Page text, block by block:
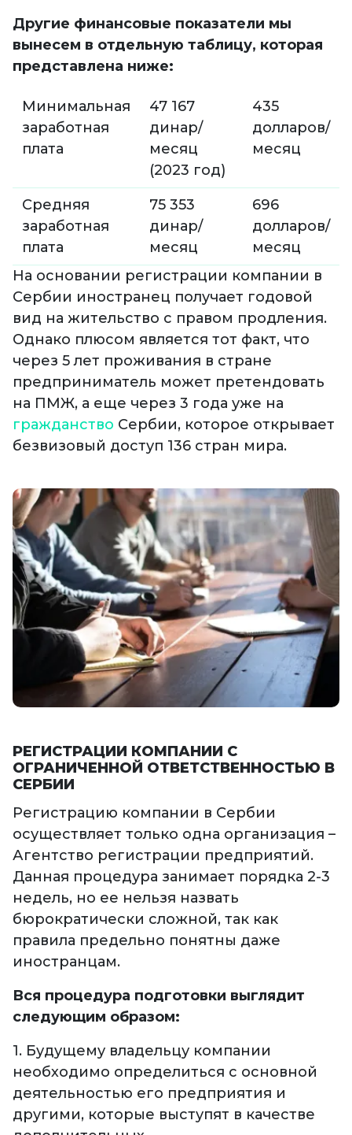
Другие финансовые показатели мы
вынесем в отдельную таблицу, которая
представлена ниже:
Минимальная
заработная
плата
47 167
динар/
месяц
(2023 год)
435
долларов/
месяц
Средняя
заработная
плата
75 353
динар/
месяц
696
долларов/
месяц
На основании регистрации компании в
Сербии иностранец получает годовой
вид на жительство с правом продления.
Однако плюсом является тот факт, что
через 5 лет проживания в стране
предприниматель может претендовать
на ПМЖ, а еще через 3 года уже на
гражданство Сербии, которое открывает
безвизовый доступ 136 стран мира.
РЕГИСТРАЦИИ КОМПАНИИ С
ОГРАНИЧЕННОЙ ОТВЕТСТВЕННОСТЬЮ В
СЕРБИИ
Регистрацию компании в Сербии
осуществляет только одна организация –
Агентство регистрации предприятий.
Данная процедура занимает порядка 2-3
недель, но ее нельзя назвать
бюрократически сложной, так как
правила предельно понятны даже
иностранцам.
Вся процедура подготовки выглядит
следующим образом:
1. Будущему владельцу компании
необходимо определиться с основной
деятельностью его предприятия и
другими, которые выступят в качестве